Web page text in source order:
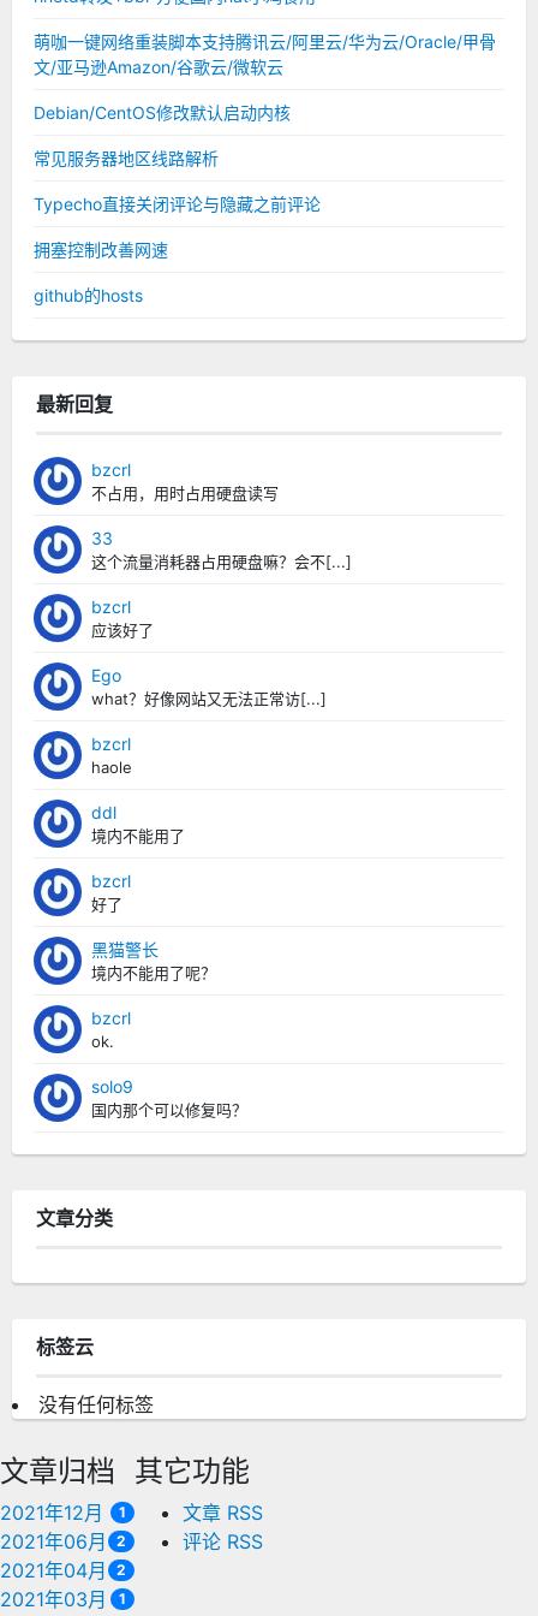
萌咖一键网络重装脚本支持腾讯云/阿里云/华为云/Oracle/甲骨
文/亚马逊Amazon/谷歌云/微软云
Debian/CentOS修改默认启动内核
常见服务器地区线路解析
Typecho直接关闭评论与隐藏之前评论
拥塞控制改善网速
github的hosts
最新回复
bzcrl
不占用，用时占用硬盘读写
33
这个流量消耗器占用硬盘嘛？会不[...]
bzcrl
应该好了
Ego
what？好像网站又无法正常访[...]
bzcrl
haole
ddl
境内不能用了
bzcrl
好了
黑猫警长
境内不能用了呢？
bzcrl
ok.
solo9
国内那个可以修复吗？
文章分类
标签云
没有任何标签
文章归档
2021年12月 1
2021年06月 2
2021年04月 2
2021年03月 1
其它功能
文章 RSS
评论 RSS